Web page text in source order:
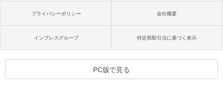
プライバシーポリシー 会社概要
インプレスグループ 特定商取引法に基づく表示
PC版で見る